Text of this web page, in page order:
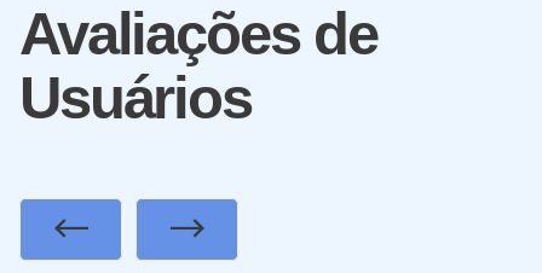
Avaliações de
Usuários
PreviousNext